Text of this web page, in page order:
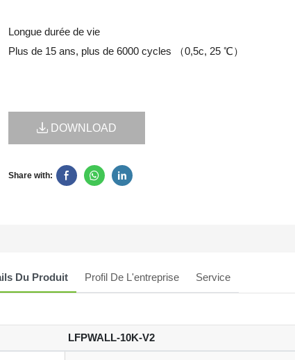
Longue durée de vie
Plus de 15 ans, plus de 6000 cycles （0,5c, 25 ℃）
DOWNLOAD
Share with:
Du Produit Profil De L'entreprise Service
LFPWALL-10K-V2